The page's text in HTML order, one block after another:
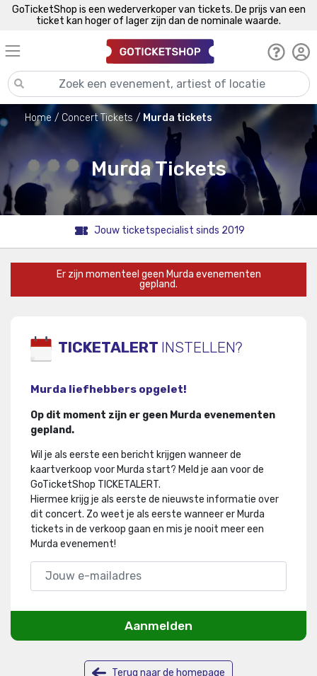
GoTicketShop is een wederverkoper van tickets. De prijs van een
ticket kan hoger of lager zijn dan de nominale waarde.
Home Concert Tickets Murda tickets
Murda Tickets
Jouw ticketspecialist sinds 2019
Er zijn momenteel geen Murda evenementen
gepland.
TICKETALERT INSTELLEN?
Murda liefhebbers opgelet!
Op dit moment zijn er geen Murda evenementen
gepland.
Wil je als eerste een bericht krijgen wanneer de
kaartverkoop voor Murda start? Meld je aan voor de
GoTicketShop TICKETALERT.
Hiermee krijg je als eerste de nieuwste informatie over
dit concert. Zo weet je als eerste wanneer er Murda
tickets in de verkoop gaan en mis je nooit meer een
Murda evenement!
Aanmelden
Terug naar de homepage